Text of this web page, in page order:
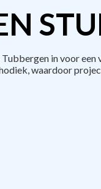
in voor
waardoor